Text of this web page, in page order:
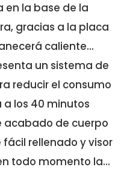
la base de la
gracias a la placa
caliente...
un sistema de
reducir el consumo
los 40 minutos
acabado de cuerpo
rellenado y visor
todo momento la...